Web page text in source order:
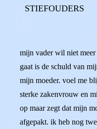
STIEFOUDERS
mijn vader wil niet
gaat is de schuld van
mijn moeder. voel me
sterke zakenvrouw en
op maar zegt dat mijn
afgepakt. ik heb nog